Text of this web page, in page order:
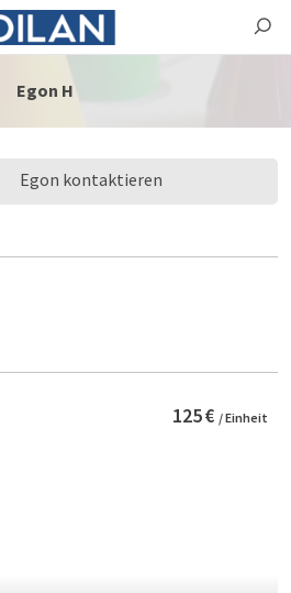
Egon H
Egon kontaktieren
125 € / Einheit